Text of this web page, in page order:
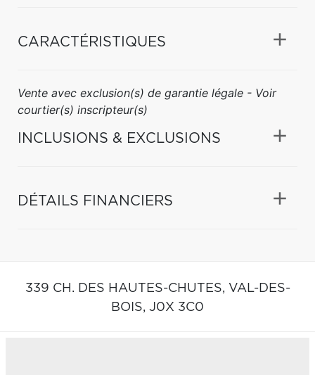
CARACTÉRISTIQUES
Vente avec exclusion(s) de garantie légale - Voir
courtier(s) inscripteur(s)
INCLUSIONS & EXCLUSIONS
DÉTAILS FINANCIERS
339 CH. DES HAUTES-CHUTES, VAL-DES-
BOIS, J0X 3C0